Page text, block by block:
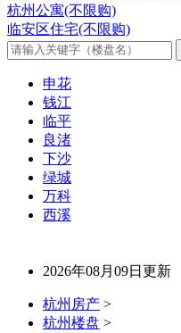
杭州公寓(不限购)
临安区住宅(不限购)
申花
钱江
临平
良渚
下沙
绿城
万科
西溪
2026年08月09日更新
杭州房产 >
杭州楼盘 >